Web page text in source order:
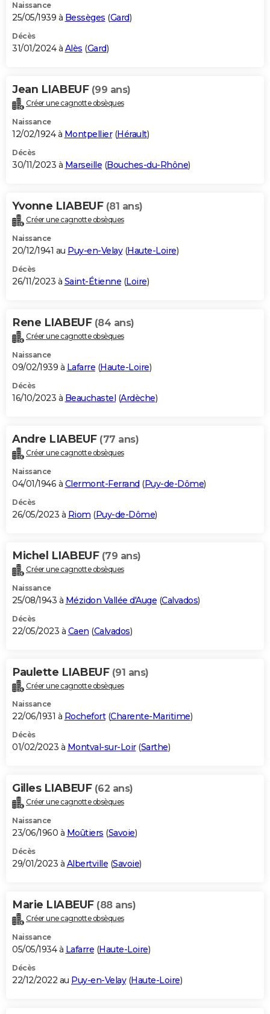
Naissance
25/05/1939 à Bessèges (Gard)
Décès
31/01/2024 à Alès (Gard)
Jean LIABEUF (99 ans)
Créer une cagnotte obsèques
Naissance
12/02/1924 à Montpellier(Hérault)
Décès
30/11/2023 à Marseille (Bouches-du-Rhône)
Yvonne LIABEUF (81 ans)
Créer une cagnotte obsèques
Naissance
20/12/1941 au Puy-en-Velay(Haute-Loire)
Décès
26/11/2023 à Saint-Étienne (Loire)
Rene LIABEUF (84 ans)
Créer une cagnotte obsèques
Naissance
09/02/1939 à Lafarre (Haute-Loire)
Décès
16/10/2023 à Beauchastel (Ardèche)
Andre LIABEUF (77 ans)
Créer une cagnotte obsèques
Naissance
04/01/1946 à Clermont-Ferrand (Puy-de-Dôme)
Décès
26/05/2023 à Riom (Puy-de-Dôme)
Michel LIABEUF (79 ans)
Créer une cagnotte obsèques
Naissance
25/08/1943 à Mézidon Vallée d'Auge (Calvados)
Décès
22/05/2023 à Caen (Calvados)
Paulette LIABEUF (91 ans)
Créer une cagnotte obsèques
Naissance
22/06/1931 à Rochefort(Charente-Maritime)
Décès
01/02/2023 à Montval-sur-Loir(Sarthe)
Gilles LIABEUF (62 ans)
Créer une cagnotte obsèques
Naissance
23/06/1960 à Moûtiers (Savoie)
Décès
29/01/2023 à Albertville (Savoie)
Marie LIABEUF (88 ans)
Créer une cagnotte obsèques
Naissance
05/05/1934 à Lafarre (Haute-Loire)
Décès
22/12/2022 au Puy-en-Velay(Haute-Loire)